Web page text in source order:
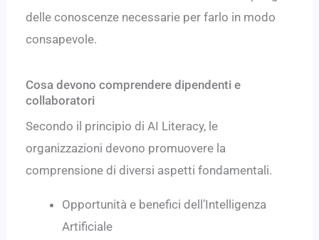
delle conoscenze necessarie per farlo in modo
consapevole.
Cosa devono comprendere dipendenti e
collaboratori
Secondo il principio di AI Literacy, le
organizzazioni devono promuovere la
comprensione di diversi aspetti fondamentali.
Opportunità e benefici dell’Intelligenza
Artificiale